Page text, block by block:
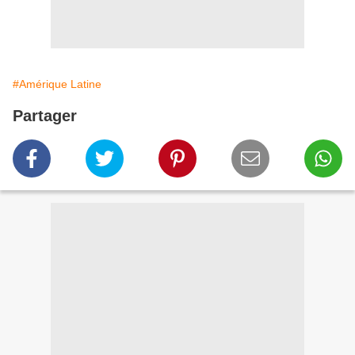
#Amérique Latine
Partager